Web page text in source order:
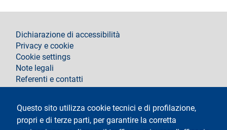
Questo sito utilizza cookie tecnici e di profilazione,
propri e di terze parti, per garantire la corretta
footer
Dichiarazione di accessibilità
Privacy e cookie
Cookie settings
Note legali
Referenti e contatti